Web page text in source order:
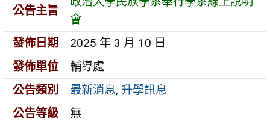
公告主旨
會
發佈日期
2025 年 3 月 10 日
發佈單位
輔導處
公告類別
最新消息, 升學訊息
公告等級
無